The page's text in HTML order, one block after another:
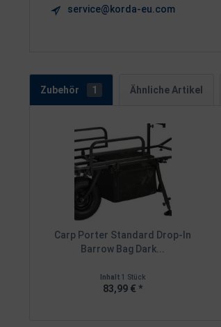
service@korda-eu.com
Zubehör 1 Ähnliche Artikel
Carp Porter Standard Drop-In
Barrow Bag Dark...
Inhalt1 Stück
83,99 € *